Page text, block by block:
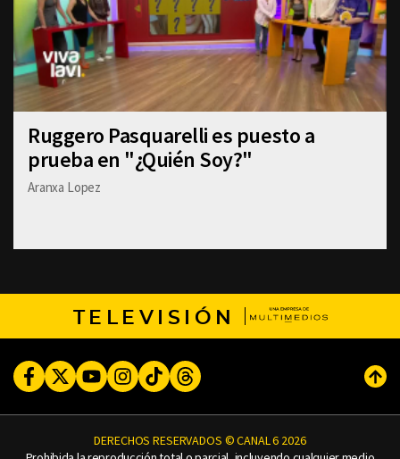
Ruggero Pasquarelli es puesto a
prueba en "¿Quién Soy?"
Aranxa Lopez
TELEVISIÓN
FacebookTwitterYoutubeInstagram
TikTokThreads
DERECHOS RESERVADOS © CANAL 6 2026